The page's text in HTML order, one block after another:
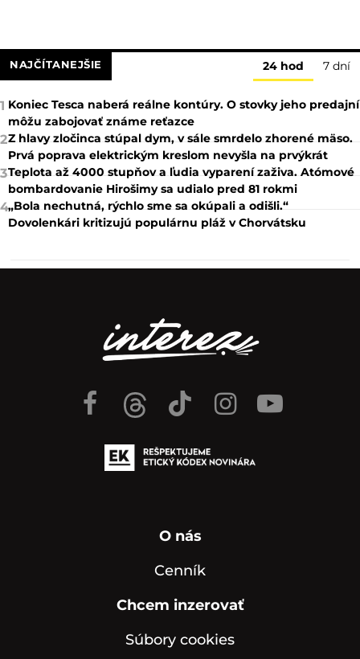
NAJČÍTANEJŠIE 24 hod 7 dní
1 Koniec Tesca naberá reálne kontúry. O stovky jeho predajní
môžu zabojovať známe reťazce
2Z hlavy zločinca stúpal dym, v sále smrdelo zhorené mäso.
Prvá poprava elektrickým kreslom nevyšla na prvýkrát
3Teplota až 4000 stupňov a ľudia vyparení zaživa. Atómové
bombardovanie Hirošimy sa udialo pred 81 rokmi
4„Bola nechutná, rýchlo sme sa okúpali a odišli.“
Dovolenkári kritizujú populárnu pláž v Chorvátsku
O nás
Cenník
Chcem inzerovať
Súbory cookies